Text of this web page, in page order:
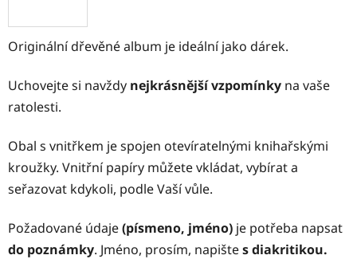
Originální dřevěné album je ideální jako dárek.
Uchovejte si navždy nejkrásnější vzpomínky na vaše
ratolesti.
Obal s vnitřkem je spojen otevíratelnými knihařskými
kroužky. Vnitřní papíry můžete vkládat, vybírat a
seřazovat kdykoli, podle Vaší vůle.
Požadované údaje(písmeno, jméno) je potřeba napsat
do poznámky. Jméno, prosím, napištes diakritikou.